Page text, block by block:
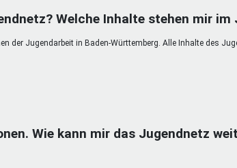
SMpfau (SMV)
SMV im Kultusportal
Welche Inhalte stehen mir
Jugendarbeit in Baden-Württemberg. Alle Inhalte des
Wie kann mir das Jugendnetz